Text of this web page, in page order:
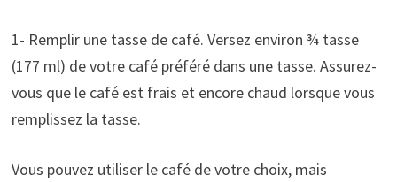
1- Remplir une tasse de café. Versez environ ¾ tasse
(177 ml) de votre café préféré dans une tasse. Assurez-
vous que le café est frais et encore chaud lorsque vous
remplissez la tasse.
Vous pouvez utiliser le café de votre choix, mais